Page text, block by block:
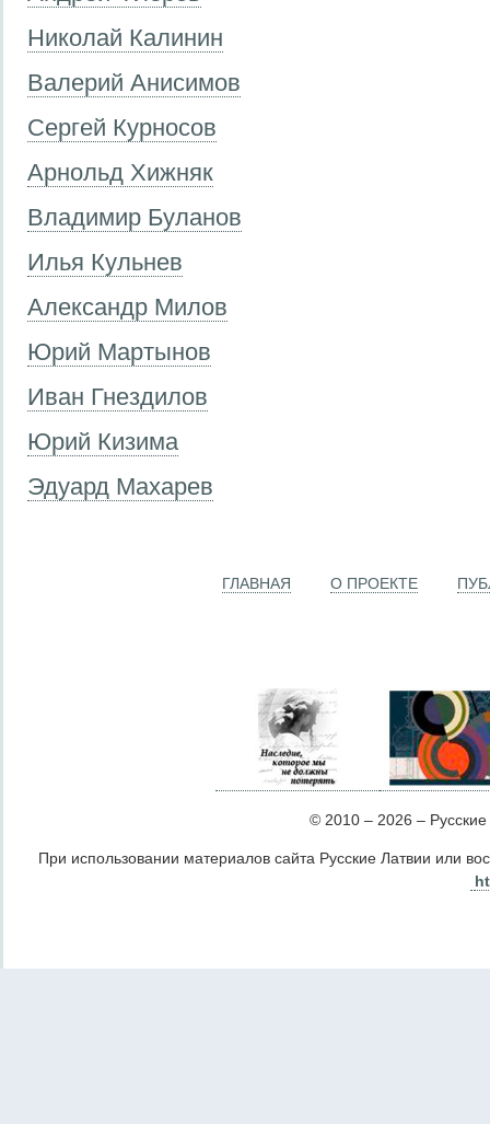
Николай Калинин
Валерий Анисимов
Сергей Курносов
Арнольд Хижняк
Владимир Буланов
Илья Кульнев
Александр Милов
Юрий Мартынов
Иван Гнездилов
Юрий Кизима
Эдуард Махарев
ГЛАВНАЯ О ПРОЕКТЕ
© 2010 – 2026 –
При использовании материалов сайта Русские Латвии или